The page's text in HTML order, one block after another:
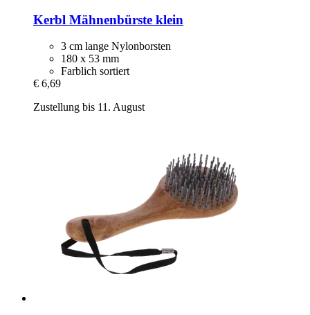
Kerbl Mähnenbürste klein
3 cm lange Nylonborsten
180 x 53 mm
Farblich sortiert
€ 6,69
Zustellung bis 11. August